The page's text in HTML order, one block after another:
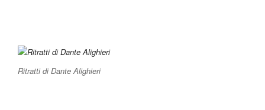
Ritratti di Dante Alighieri